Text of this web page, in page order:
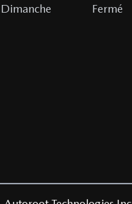
Dimanche
Fermé